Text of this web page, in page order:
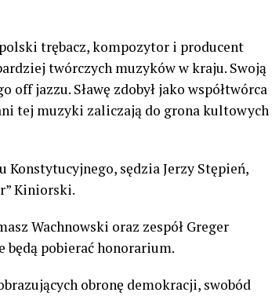
trębacz, kompozytor i producent
twórczych muzyków w kraju. Swoją
jazzu. Sławę zdobył jako współtwórca
tej muzyki zaliczają do grona kultowych
Konstytucyjnego, sędzia Jerzy Stępień,
Kiniorski.
Wachnowski oraz zespół Greger
będą pobierać honorarium.
obronę demokracji, swobód